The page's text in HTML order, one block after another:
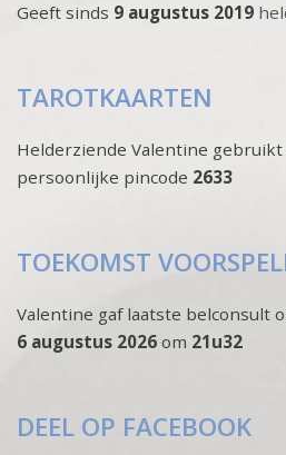
Geeft sinds 9 augustus 2019
TAROTKAARTEN
Helderziende Valentine gebruikt
persoonlijke pincode 2633
TOEKOMST
Valentine gaf laatste belconsult
6 augustus 2026 om 21u32
DEEL OP FACEBOOK